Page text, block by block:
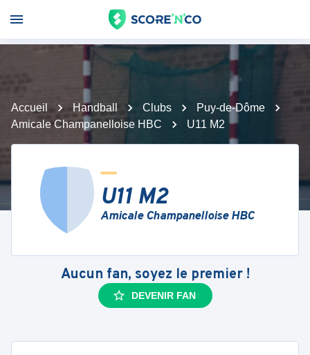
Accueil Handball Clubs
Puy-de-Dôme
Amicale Champanelloise HBC
U11 M2
U11 M2
Amicale Champanelloise HBC
Aucun fan, soyez le premier !
DEVENIR FAN